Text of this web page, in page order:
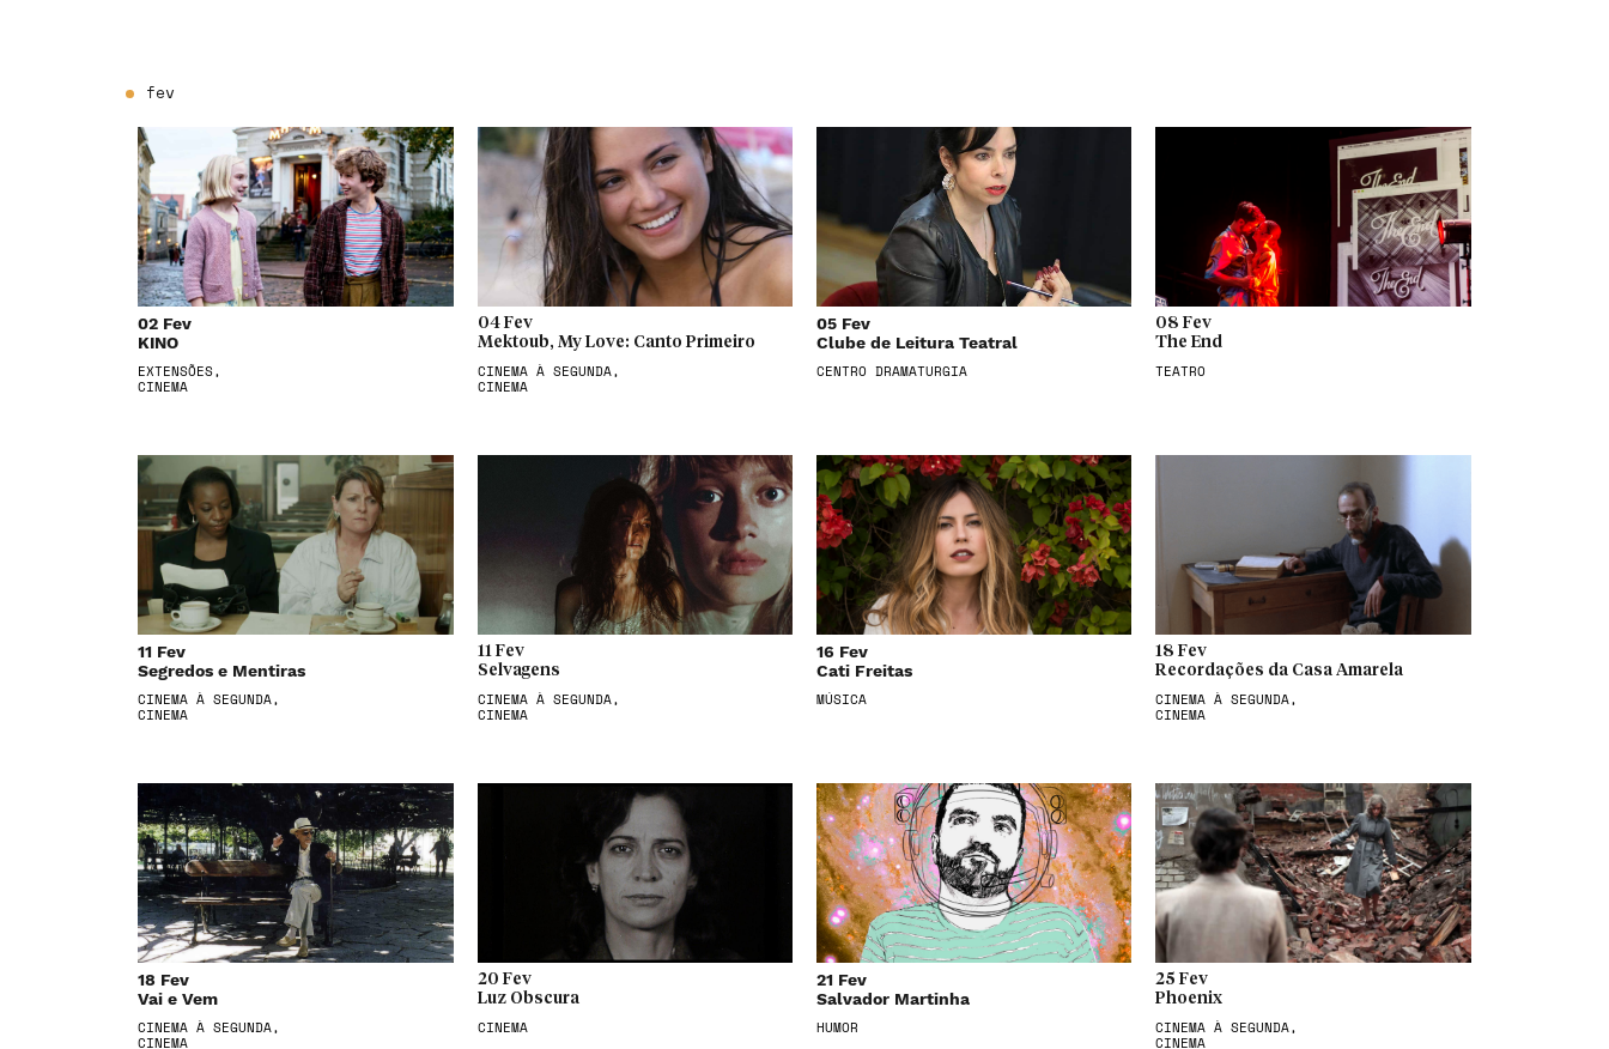
fev
02 Fev
KINO
EXTENSÕES,
CINEMA
04 Fev
Mektoub, My Love: Canto Primeiro
CINEMA À SEGUNDA,
CINEMA
05 Fev
Clube de Leitura Teatral
CENTRO DRAMATURGIA
08 Fev
The End
TEATRO
11 Fev
Segredos e Mentiras
CINEMA À SEGUNDA,
CINEMA
11 Fev
Selvagens
CINEMA À SEGUNDA,
CINEMA
16 Fev
Cati Freitas
MÚSICA
18 Fev
Recordações da Casa Amarela
CINEMA À SEGUNDA,
CINEMA
18 Fev
Vai e Vem
CINEMA À SEGUNDA,
CINEMA
20 Fev
Luz Obscura
CINEMA
21 Fev
Salvador Martinha
HUMOR
25 Fev
Phoenix
CINEMA À SEGUNDA,
CINEMA